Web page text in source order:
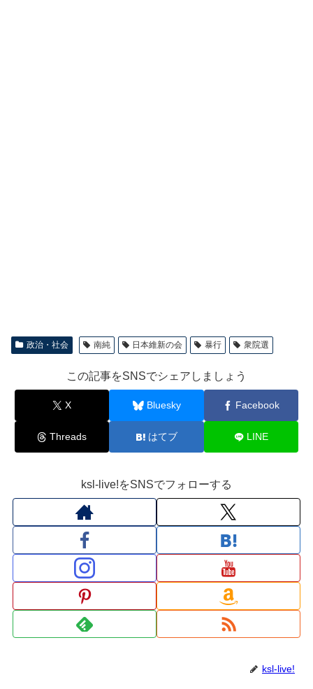
政治・社会 南純 日本維新の会 暴行 衆院選
この記事をSNSでシェアしましょう
X Bluesky Facebook
Threads はてブ LINE
ksl-live!をSNSでフォローする
ksl-live!